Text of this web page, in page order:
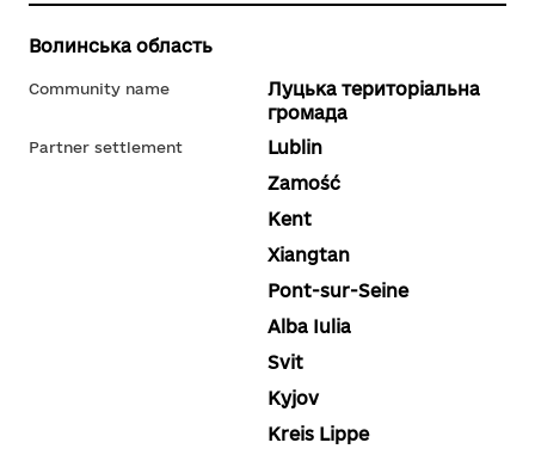
Волинська область
Community name
Луцька територіальна
громада
Partner settlement
Lublin
Zamość
Kent
Xiangtan
Pont-sur-Seine
Alba Iulia
Svit
Kyjov
Kreis Lippe